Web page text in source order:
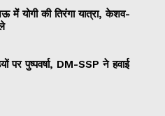
योगी की तिरंगा यात्रा, केशव-
पर पुष्पवर्षा, DM-SSP ने हवाई